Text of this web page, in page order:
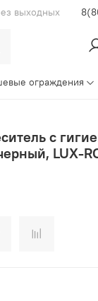
выходных
ограждения
с
LUX-